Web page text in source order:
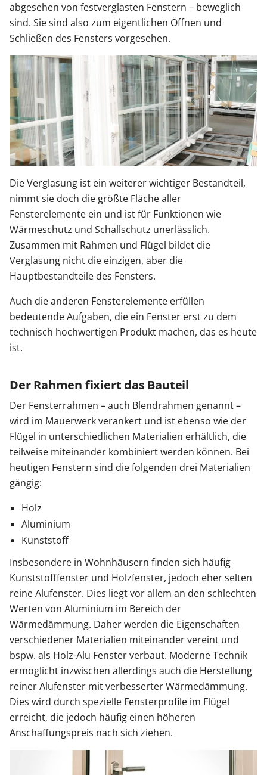
abgesehen von festverglasten Fenstern – beweglich
sind. Sie sind also zum eigentlichen Öffnen und
Schließen des Fensters vorgesehen.
Die Verglasung ist ein weiterer wichtiger Bestandteil,
nimmt sie doch die größte Fläche aller
Fensterelemente ein und ist für Funktionen wie
Wärmeschutz und Schallschutz unerlässlich.
Zusammen mit Rahmen und Flügel bildet die
Verglasung nicht die einzigen, aber die
Hauptbestandteile des Fensters.
Auch die anderen Fensterelemente erfüllen
bedeutende Aufgaben, die ein Fenster erst zu dem
technisch hochwertigen Produkt machen, das es heute
ist.
Der Rahmen fixiert das Bauteil
Der Fensterrahmen – auch Blendrahmen genannt –
wird im Mauerwerk verankert und ist ebenso wie der
Flügel in unterschiedlichen Materialien erhältlich, die
teilweise miteinander kombiniert werden können. Bei
heutigen Fenstern sind die folgenden drei Materialien
gängig:
Holz
Aluminium
Kunststoff
Insbesondere in Wohnhäusern finden sich häufig
Kunststofffenster und Holzfenster, jedoch eher selten
reine Alufenster. Dies liegt vor allem an den schlechten
Werten von Aluminium im Bereich der
Wärmedämmung. Daher werden die Eigenschaften
verschiedener Materialien miteinander vereint und
bspw. als Holz-Alu Fenster verbaut. Moderne Technik
ermöglicht inzwischen allerdings auch die Herstellung
reiner Alufenster mit verbesserter Wärmedämmung.
Dies wird durch spezielle Fensterprofile im Flügel
erreicht, die jedoch häufig einen höheren
Anschaffungspreis nach sich ziehen.